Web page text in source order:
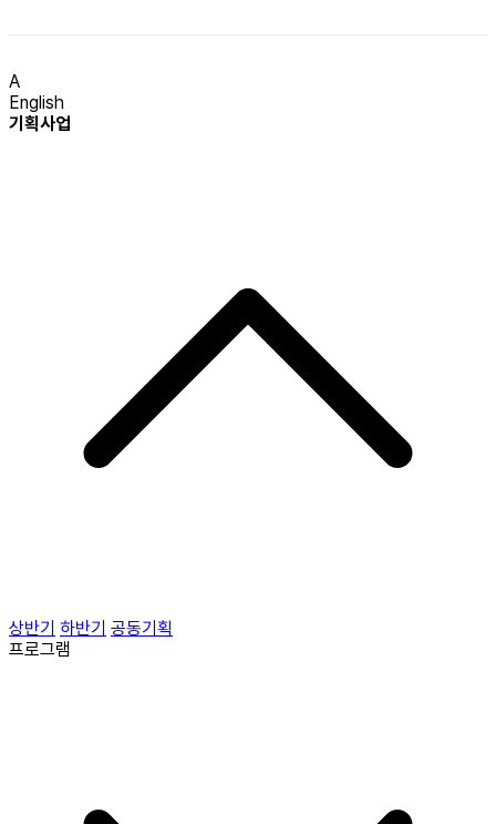
A
English
기획사업
상반기 하반기 공동기획
프로그램